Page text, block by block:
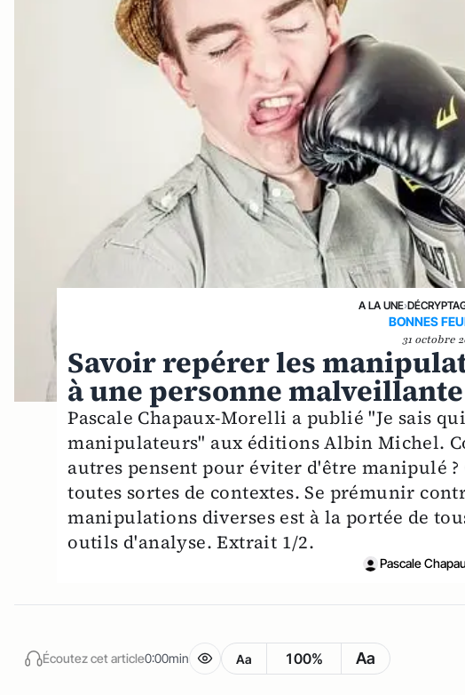
A LA UNE›
BONNES
31 octobre
Savoir repérer les
à une personne
Pascale Chapaux-Morelli a publié "Je sais
manipulateurs" aux éditions Albin Michel.
autres pensent pour éviter d'être manipulé
toutes sortes de contextes. Se prémunir
manipulations diverses est à la portée de
outils d'analyse. Extrait 1/2.
Pascale
Écoutez cet article0:00min Aa 100% Aa